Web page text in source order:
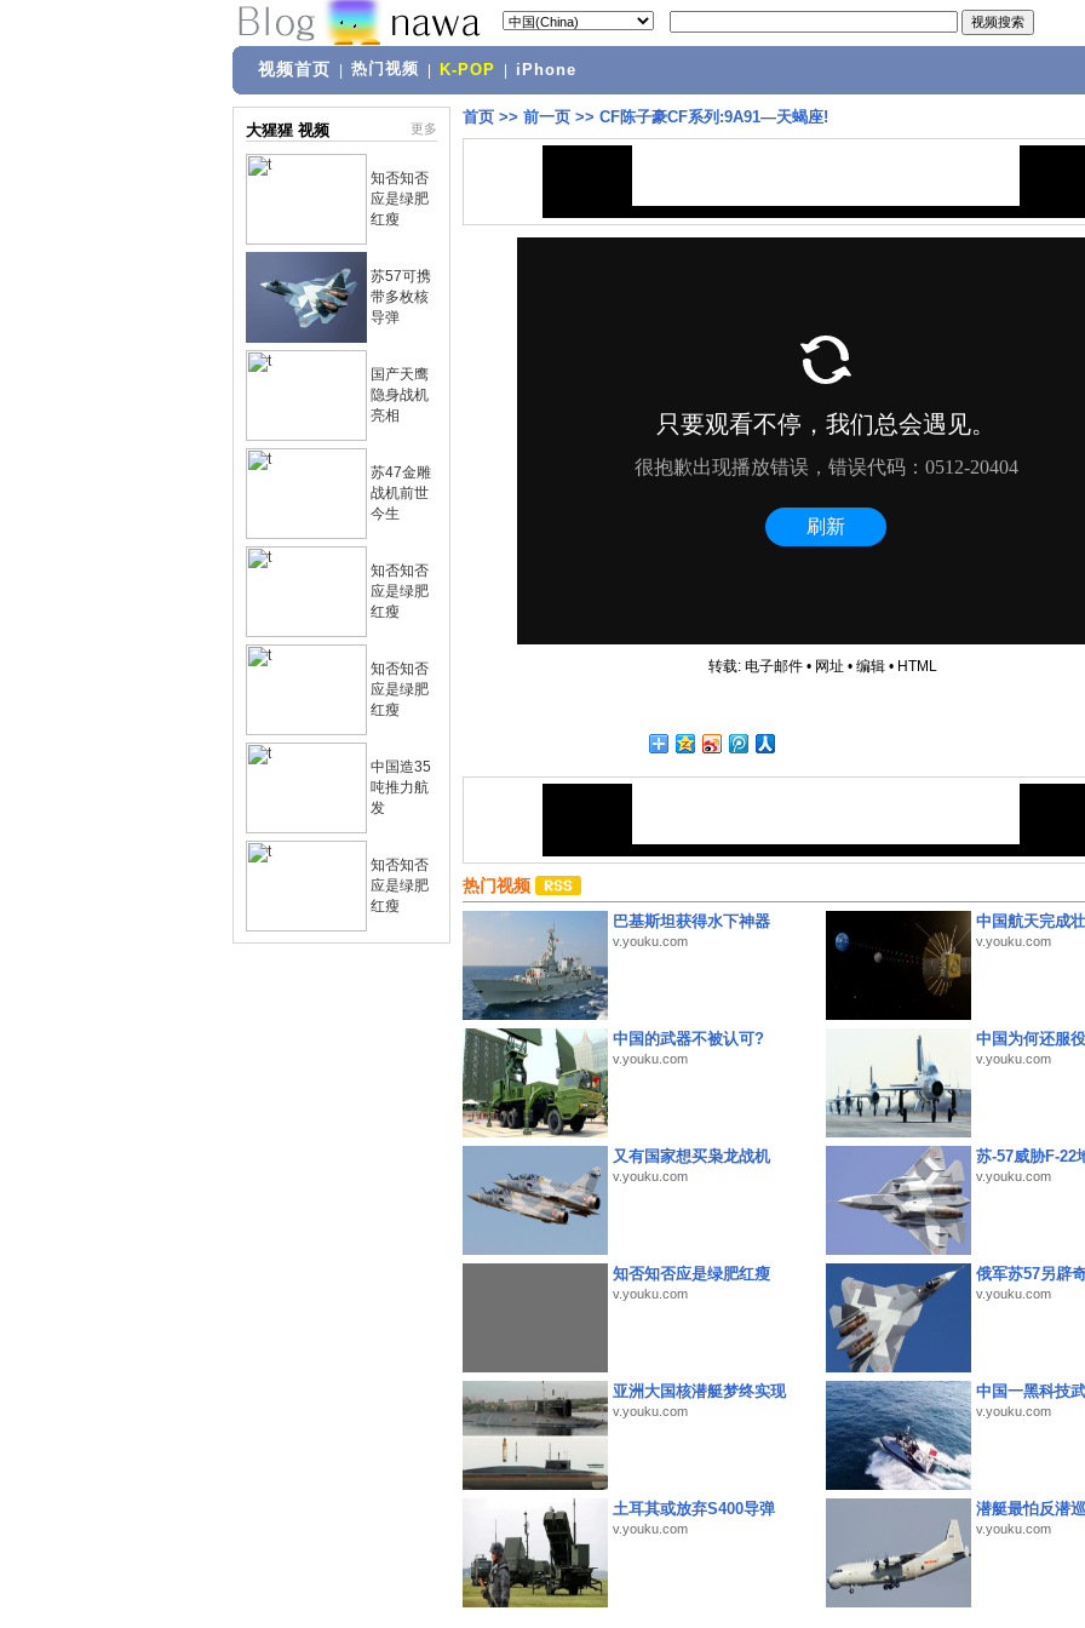
视频首页 热门视频 K-POP iPhone
大猩猩 视频 更多
知否知否
应是绿肥
红瘦
苏57可携
带多枚核
导弹
国产天鹰
隐身战机
亮相
苏47金雕
战机前世
今生
知否知否
应是绿肥
红瘦
知否知否
应是绿肥
红瘦
中国造35
吨推力航
发
知否知否
应是绿肥
红瘦
首页 >> 前一页 >> CF陈子豪CF系列:9A91—天蝎座!
转载: 电子邮件• 网址 • 编辑• HTML
热门视频
巴基斯坦获得水下神器
v.youku.com
中国航天完成
v.youku.com
中国的武器不被认可?
v.youku.com
中国为何还服
v.youku.com
又有国家想买枭龙战机
v.youku.com
苏-57威胁F-22
v.youku.com
知否知否应是绿肥红瘦
v.youku.com
俄军苏57另辟
v.youku.com
亚洲大国核潜艇梦终实现
v.youku.com
中国一黑科技
v.youku.com
土耳其或放弃S400导弹
v.youku.com
潜艇最怕反潜
v.youku.com